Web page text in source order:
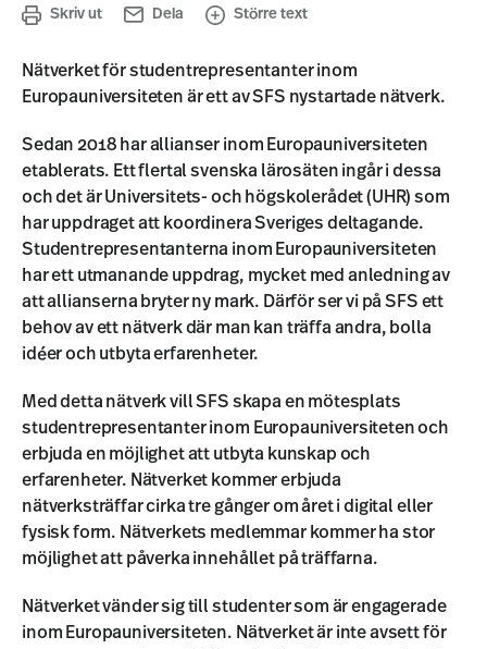
Skriv ut Dela Större text
Nätverket för studentrepresentanter inom
Europauniversiteten är ett av SFS nystartade nätverk.
Sedan 2018 har allianser inom Europauniversiteten
etablerats. Ett flertal svenska lärosäten ingår i dessa
och det är Universitets- och högskolerådet (UHR) som
har uppdraget att koordinera Sveriges deltagande.
Studentrepresentanterna inom Europauniversiteten
har ett utmanande uppdrag, mycket med anledning av
att allianserna bryter ny mark. Därför ser vi på SFS ett
behov av ett nätverk där man kan träffa andra, bolla
idéer och utbyta erfarenheter.
Med detta nätverk vill SFS skapa en mötesplats
studentrepresentanter inom Europauniversiteten och
erbjuda en möjlighet att utbyta kunskap och
erfarenheter. Nätverket kommer erbjuda
nätverksträffar cirka tre gånger om året i digital eller
fysisk form. Nätverkets medlemmar kommer ha stor
möjlighet att påverka innehållet på träffarna.
Nätverket vänder sig till studenter som är engagerade
inom Europauniversiteten. Nätverket är inte avsett för